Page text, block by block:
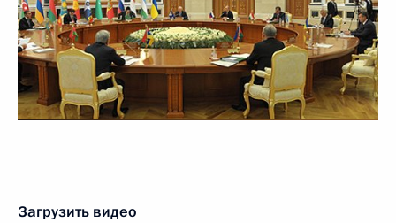
Загрузить видео